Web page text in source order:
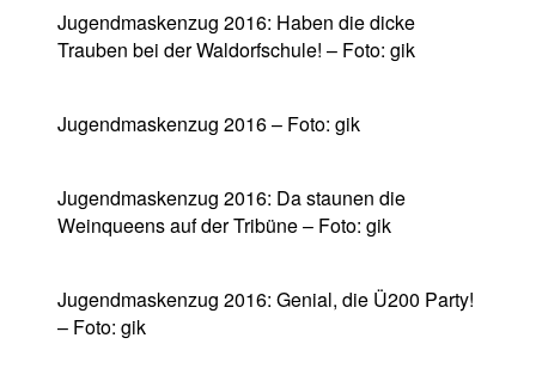
Jugendmaskenzug 2016: Haben die dicke
Trauben bei der Waldorfschule! – Foto: gik
Jugendmaskenzug 2016 – Foto: gik
Jugendmaskenzug 2016: Da staunen die
Weinqueens auf der Tribüne – Foto: gik
Jugendmaskenzug 2016: Genial, die Ü200 Party!
– Foto: gik